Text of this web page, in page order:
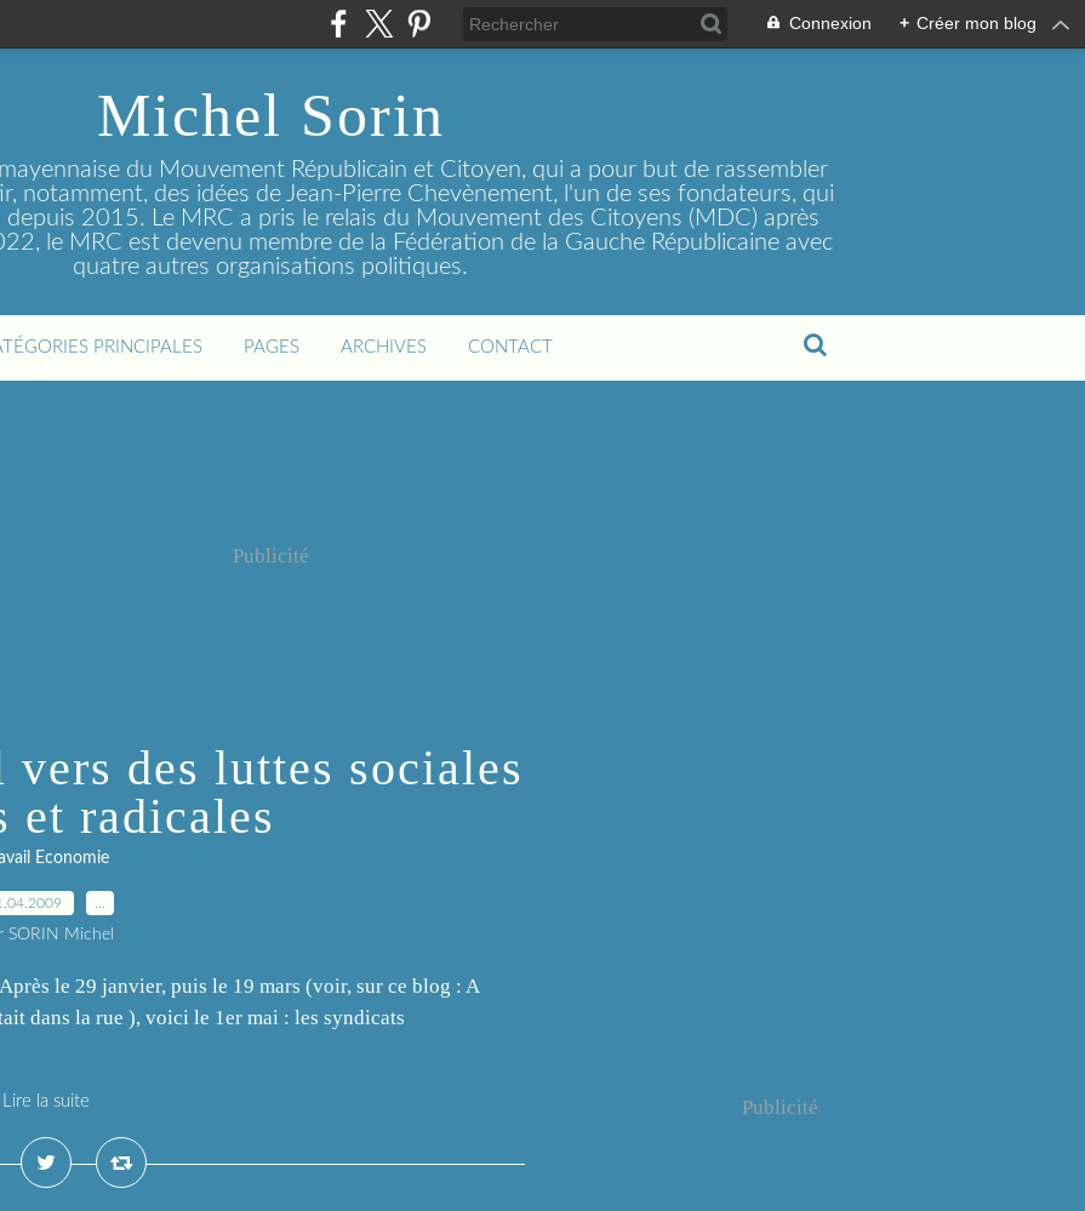
Connexion + Créer mon blog
Michel Sorin
du Mouvement Républicain et Citoyen, qui a pour but de rassembler
notamment, des idées de Jean-Pierre Chevènement, l'un de ses fondateurs, qui
2015. Le MRC a pris le relais du Mouvement des Citoyens (MDC) après
le MRC est devenu membre de la Fédération de la Gauche Républicaine avec
quatre autres organisations politiques.
PRINCIPALES PAGES ARCHIVES CONTACT
Publicité
des luttes sociales
et radicales
Economie
SORIN Michel
le 29 janvier, puis le 19 mars (voir, sur ce blog : A
dans la rue ), voici le 1er mai : les syndicats
Lire la suite Publicité